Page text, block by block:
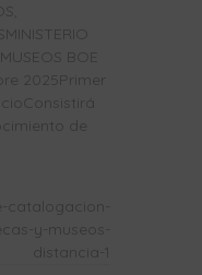
BOE
2025Primer
de
catalogacion-
y-museos-
distancia-1